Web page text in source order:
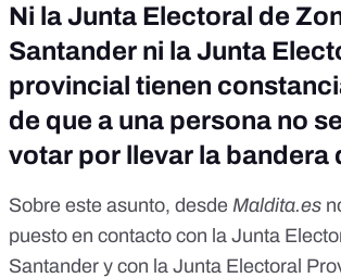
Ni la Junta Electoral de
Santander ni la Junta
provincial tienen
de que a una persona no
votar por llevar la bandera
Sobre este asunto, desde Maldita.es
puesto en contacto con la Junta
Santander y con la Junta Electoral